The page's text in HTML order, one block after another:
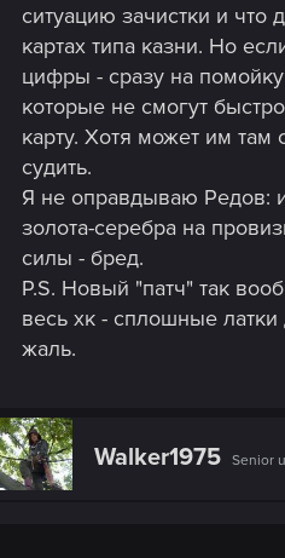
ситуацию зачистки и что
картах типа казни. Но
цифры - сразу на помойку
которые не смогут
карту. Хотя может им
судить.
Я не оправдываю Редов:
золота-серебра на
силы - бред.
P.S. Новый "патч" так
весь хк - сплошные
жаль.
Walker1975 Senior